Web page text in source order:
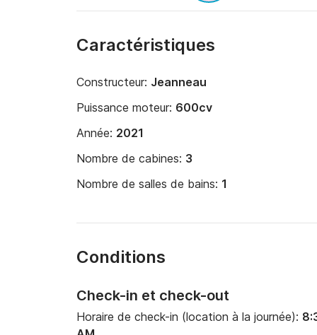
Caractéristiques
Constructeur: Jeanneau
Puissance moteur: 600cv
Année: 2021
Nombre de cabines: 3
Nombre de salles de bains: 1
Conditions
Check-in et check-out
Horaire de check-in (location à la journée):